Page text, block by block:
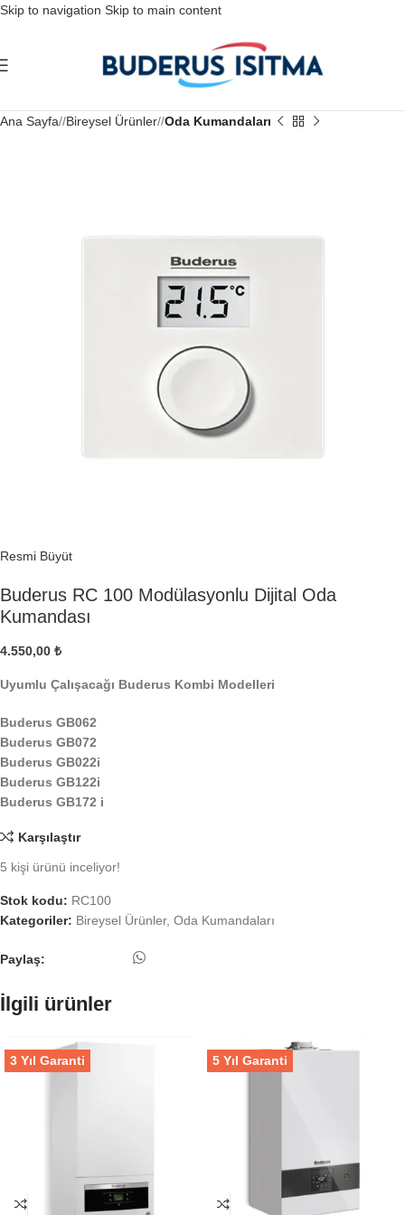
Skip to navigation Skip to main content
Ana Sayfa/ Bireysel Ürünler/ Oda Kumandaları
Resmi Büyüt
Buderus RC 100 Modülasyonlu Dijital Oda
Kumandası
4.550,00 ₺
Uyumlu Çalışacağı Buderus Kombi Modelleri
Buderus GB062
Buderus GB072
Buderus GB022i
Buderus GB122i
Buderus GB172 i
Karşılaştır
5 kişi ürünü inceliyor!
Stok kodu: RC100
Kategoriler: Bireysel Ürünler, Oda Kumandaları
Paylaş:
İlgili ürünler
3 Yıl Garanti 5 Yıl Garanti